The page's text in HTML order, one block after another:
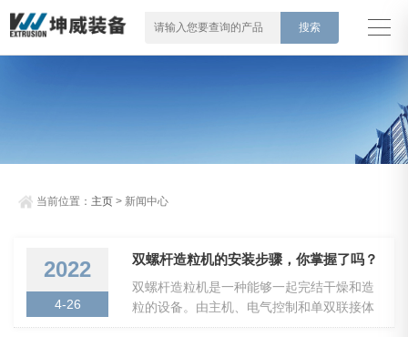
当前位置： 主页 > 新闻中心
2022
4-26
双螺杆造粒机的安装步骤，你掌握了吗？
双螺杆造粒机是一种能够一起完结干燥和造
粒的设备。由主机、电气控制和单双联接体
或辅机三部分组成，主机部分包括分配传动